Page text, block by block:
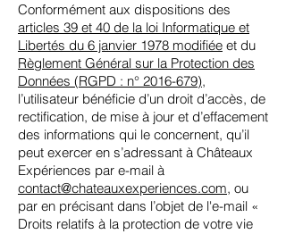
Conformément aux dispositions des
articles 39 et 40 de la loi Informatique et
Libertés du 6 janvier 1978 modifiée et du
Règlement Général sur la Protection des
Données (RGPD : n° 2016-679),
l’utilisateur bénéficie d’un droit d’accès, de
rectification, de mise à jour et d’effacement
des informations qui le concernent, qu’il
peut exercer en s’adressant à Châteaux
Expériences par e-mail à
contact@chateauxexperiences.com, ou
par en précisant dans l’objet de l'e-mail «
Droits relatifs à la protection de votre vie